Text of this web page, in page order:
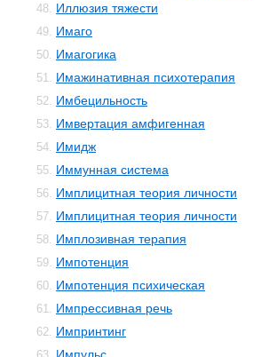
48. Иллюзия тяжести
49. Имаго
50. Имагогика
51. Имажинативная психотерапия
52. Имбецильность
53. Имвертация амфигенная
54. Имидж
55. Иммунная система
56. Имплицитная теория личности
57. Имплицитная теория личности
58. Имплозивная терапия
59. Импотенция
60. Импотенция психическая
61. Импрессивная речь
62. Импринтинг